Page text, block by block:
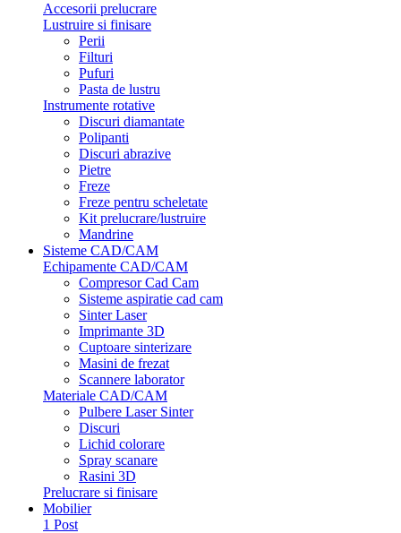
Accesorii prelucrare
Lustruire si finisare
Perii
Filturi
Pufuri
Pasta de lustru
Instrumente rotative
Discuri diamantate
Polipanti
Discuri abrazive
Pietre
Freze
Freze pentru scheletate
Kit prelucrare/lustruire
Mandrine
Sisteme CAD/CAM
Echipamente CAD/CAM
Compresor Cad Cam
Sisteme aspiratie cad cam
Sinter Laser
Imprimante 3D
Cuptoare sinterizare
Masini de frezat
Scannere laborator
Materiale CAD/CAM
Pulbere Laser Sinter
Discuri
Lichid colorare
Spray scanare
Rasini 3D
Prelucrare si finisare
Mobilier
1 Post